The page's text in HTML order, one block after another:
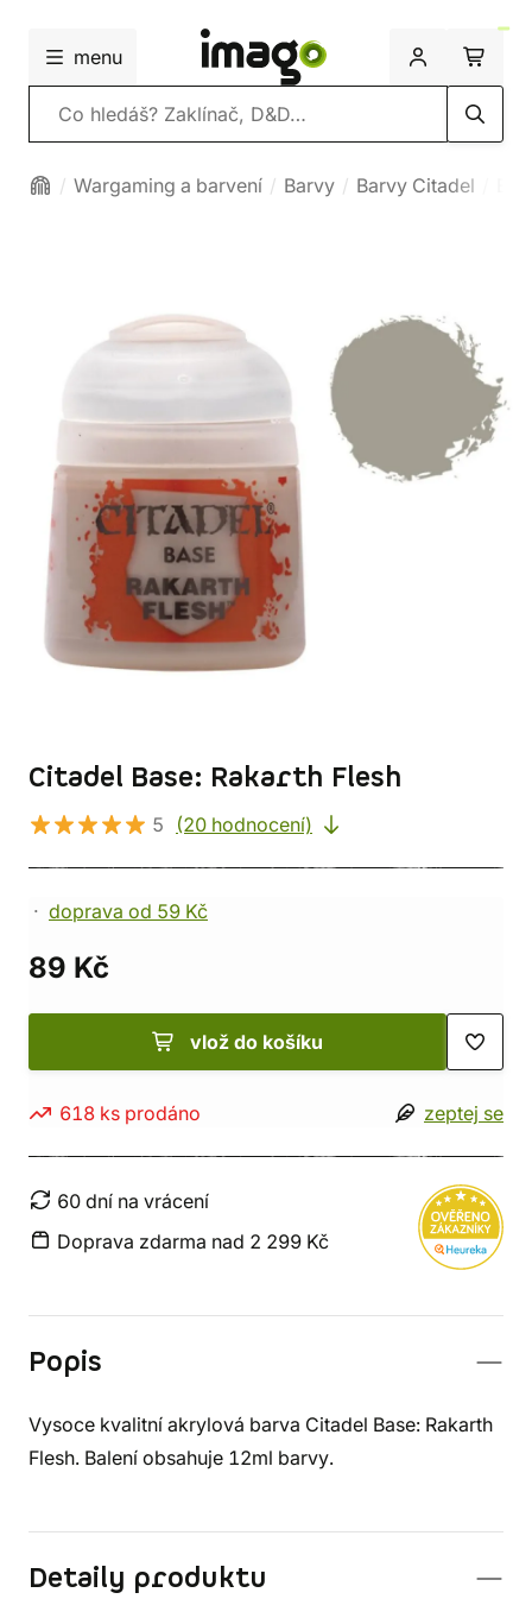
menu
Vyhledávání
Wargaming a barvení Barvy Barvy Citadel
Citadel Base: Rakarth Flesh
5 (20 hodnocení)
doprava od 59 Kč
89 Kč
vlož do košíku
618 ks prodáno zeptej se
60 dní na vrácení
Doprava zdarma nad 2 299 Kč
Popis
Vysoce kvalitní akrylová barva Citadel Base: Rakarth
Flesh. Balení obsahuje 12ml barvy.
Detaily produktu